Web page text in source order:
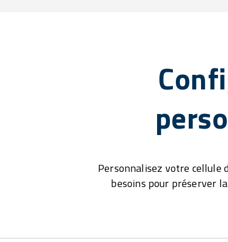
Personnalisez votre cellule
besoins pour préserver